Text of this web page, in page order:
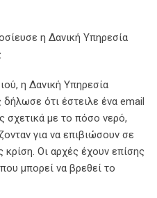
η Δανική Υπηρεσία
η Δανική Υπηρεσία
δήλωσε ότι έστειλε ένα email
σχετικά με το πόσο νερό,
για να επιβιώσουν σε
κρίση. Οι αρχές έχουν επίσης
μπορεί να βρεθεί το